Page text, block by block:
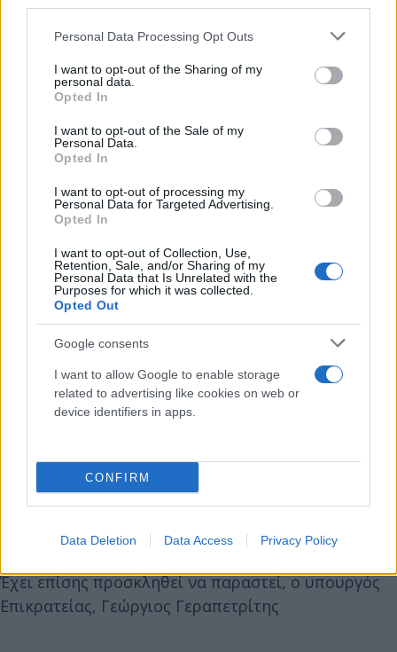
Please note that this website/app uses one or more Google
not limited to your visit or usage behaviour. You may click to
grant or deny consent to Google and its third-party tags to
use your data for below specified purposes in below Google
consent section.
Personal Data Processing Opt Outs
I want to opt-out of the Sharing of my
personal data.
Opted In
I want to opt-out of the Sale of my
Personal Data.
Opted In
I want to opt-out of processing my
Personal Data for Targeted Advertising.
Opted In
I want to opt-out of Collection, Use,
Retention, Sale, and/or Sharing of my
Personal Data that Is Unrelated with the
Purposes for which it was collected.
Opted Out
Google consents
I want to allow Google to enable storage
related to advertising like cookies on web or
device identifiers in apps.
CONFIRM
Data Deletion Data Access Privacy Policy
- Γρηγόριο Δημητριάδη, τέως γενικό γραμματέα
Πρωθυπουργού,
- Βασιλική Βλάχου, εισαγγελέα Εφετών Αθηνών,
εποπτεύουσα την Εθνική Υπηρεσία Πληροφοριών,
- Παναγιώτη Κοντολέοντα, τέως Διοικητή της
Εθνικής Υπηρεσίας Πληροφοριών (Ε.Υ.Π.),
- Θεμιστοκλή Δεμίρη, διοικητή της Εθνικής
Υπηρεσίας Πληροφοριών (Ε.Υ.Π.),
- Κωνσταντίνο Τζαβέλλα, εισαγγελέα Εφετών
Αθηνών,
- Ιωάννη Ρουμπάτη, πρώην διοικητή της Εθνικής
Υπηρεσίας Πληροφοριών (Ε.Υ.Π.).
Έχει επίσης προσκληθεί να παραστεί, ο υπουργός
Επικρατείας, Γεώργιος Γεραπετρίτης